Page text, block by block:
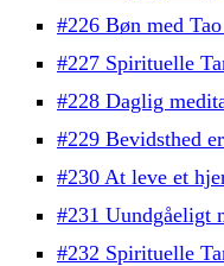
#226 Bøn med
#227 Spirituelle
#228 Daglig
#229 Bevidsthed
#230 At leve et
#231 Uundgåeligt
#232 Spirituelle